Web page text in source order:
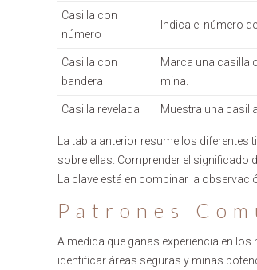
Casilla con
número
Indica el número
Casilla con
bandera
Marca una casilla
mina.
Casilla revelada Muestra una
La tabla anterior resume los
sobre ellas. Comprender el significado
La clave está en combinar la
Patrones
A medida que ganas experiencia en
identificar áreas seguras y minas